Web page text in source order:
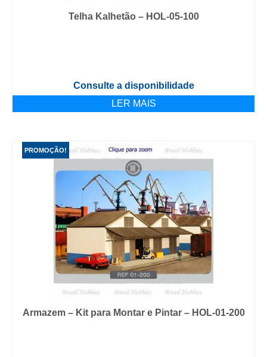
Telha Kalhetão – HOL-05-100
Consulte a disponibilidade
LER MAIS
PROMOÇÃO!
Armazem – Kit para Montar e Pintar – HOL-01-200